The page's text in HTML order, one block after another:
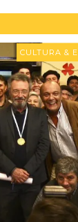
CULTURA &